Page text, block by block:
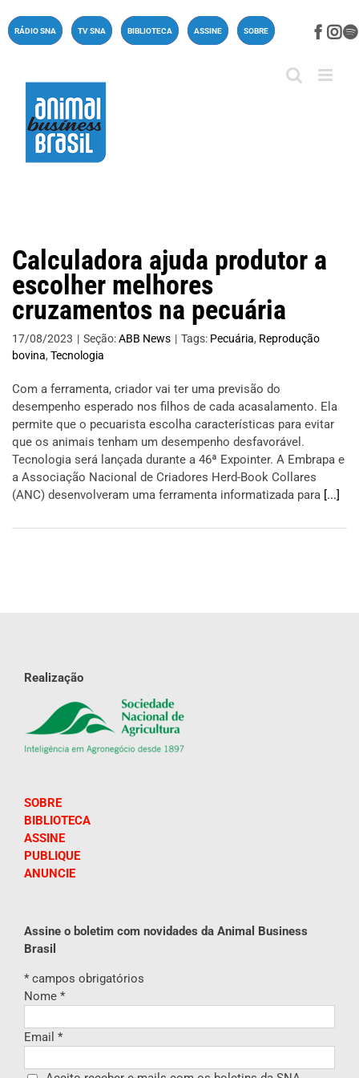
paraRÁDIO SNA TV SNA BIBLIOTECA ASSINE SOBRE
Calculadora ajuda produtor a
escolher melhores
cruzamentos na pecuária
17/08/2023 | Seção:ABB News | Tags: Pecuária, Reprodução
bovina, Tecnologia
Com a ferramenta, criador vai ter uma previsão do
desempenho esperado nos filhos de cada acasalamento. Ela
permite que o pecuarista escolha características para evitar
que os animais tenham um desempenho desfavorável.
Tecnologia será lançada durante a 46ª Expointer. A Embrapa e
a Associação Nacional de Criadores Herd-Book Collares
(ANC) desenvolveram uma ferramenta informatizada para [...]
Realização
SOBRE
BIBLIOTECA
ASSINE
PUBLIQUE
ANUNCIE
Assine o boletim com novidades da Animal Business
Brasil
* campos obrigatórios
Nome *
Email *